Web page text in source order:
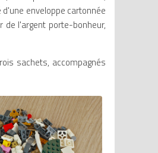
enveloppe cartonnée
de l'argent porte-bonheur,
sachets, accompagnés